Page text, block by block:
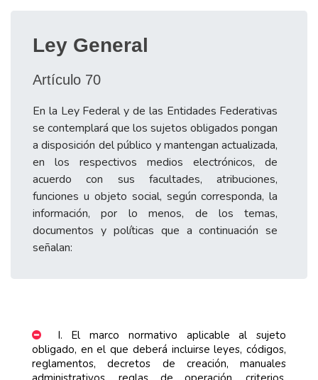
Ley General
Artículo 70
En la Ley Federal y de las Entidades Federativas
se contemplará que los sujetos obligados pongan
a disposición del público y mantengan actualizada,
en los respectivos medios electrónicos, de
acuerdo con sus facultades, atribuciones,
funciones u objeto social, según corresponda, la
información, por lo menos, de los temas,
documentos y políticas que a continuación se
señalan:
I. El marco normativo aplicable al sujeto
obligado, en el que deberá incluirse leyes, códigos,
reglamentos, decretos de creación, manuales